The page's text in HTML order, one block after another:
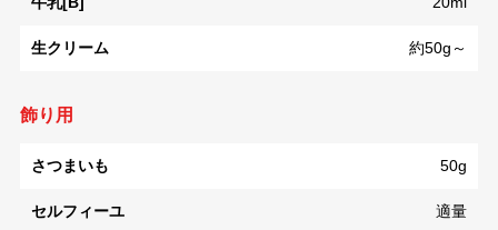
生クリーム 約50g～
飾り用
さつまいも 50g
セルフィーユ 適量